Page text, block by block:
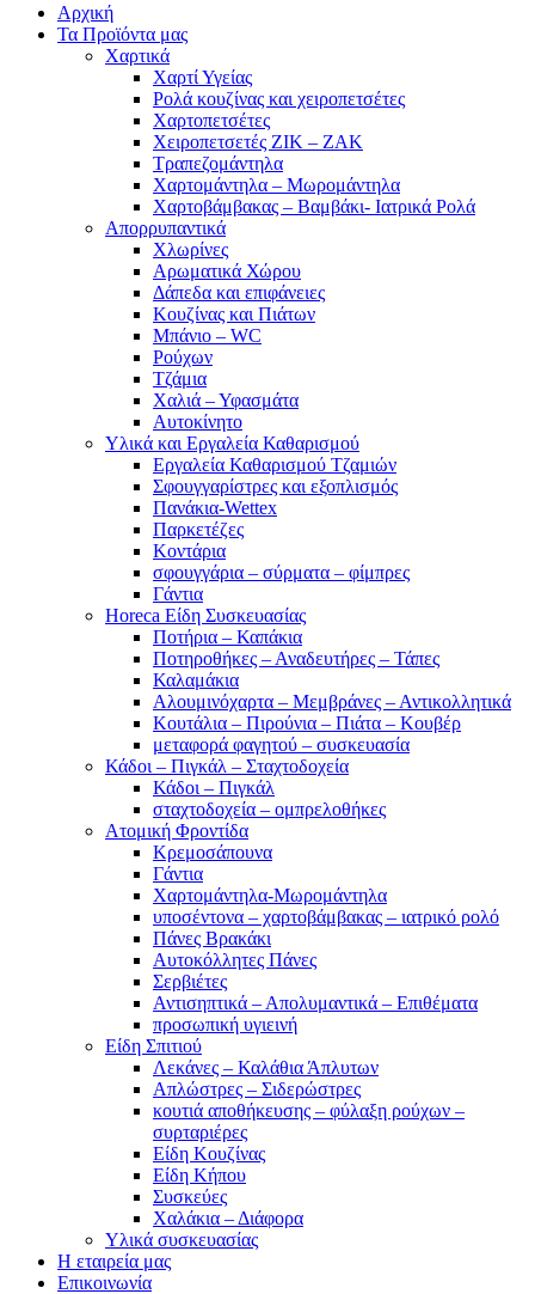
Αρχική
Τα Προϊόντα μας
Χαρτικά
Χαρτί Υγείας
Ρολά κουζίνας και χειροπετσέτες
Χαρτοπετσέτες
Χειροπετσετές ΖΙΚ – ΖΑΚ
Τραπεζομάντηλα
Χαρτομάντηλα – Μωρομάντηλα
Χαρτοβάμβακας – Βαμβάκι- Ιατρικά Ρολά
Απορρυπαντικά
Χλωρίνες
Αρωματικά Χώρου
Δάπεδα και επιφάνειες
Κουζίνας και Πιάτων
Μπάνιο – WC
Ρούχων
Τζάμια
Χαλιά – Υφασμάτα
Αυτοκίνητο
Υλικά και Εργαλεία Καθαρισμού
Εργαλεία Καθαρισμού Τζαμιών
Σφουγγαρίστρες και εξοπλισμός
Πανάκια-Wettex
Παρκετέζες
Κοντάρια
σφουγγάρια – σύρματα – φίμπρες
Γάντια
Horeca Είδη Συσκευασίας
Ποτήρια – Καπάκια
Ποτηροθήκες – Αναδευτήρες – Τάπες
Καλαμάκια
Αλουμινόχαρτα – Μεμβράνες – Αντικολλητικά
Κουτάλια – Πιρούνια – Πιάτα – Κουβέρ
μεταφορά φαγητού – συσκευασία
Κάδοι – Πιγκάλ – Σταχτοδοχεία
Κάδοι – Πιγκάλ
σταχτοδοχεία – ομπρελοθήκες
Ατομική Φροντίδα
Κρεμοσάπουνα
Γάντια
Χαρτομάντηλα-Μωρομάντηλα
υποσέντονα – χαρτοβάμβακας – ιατρικό ρολό
Πάνες Βρακάκι
Αυτοκόλλητες Πάνες
Σερβιέτες
Αντισηπτικά – Απολυμαντικά – Επιθέματα
προσωπική υγιεινή
Είδη Σπιτιού
Λεκάνες – Καλάθια Άπλυτων
Απλώστρες – Σιδερώστρες
κουτιά αποθήκευσης – φύλαξη ρούχων –
συρταριέρες
Είδη Κουζίνας
Είδη Κήπου
Συσκεύες
Χαλάκια – Διάφορα
Yλικά συσκευασίας
Η εταιρεία μας
Επικοινωνία